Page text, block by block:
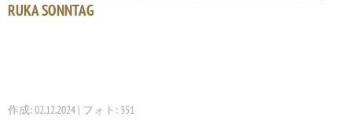
RUKA SONNTAG
作成: 02.12.2024 | フォト: 351